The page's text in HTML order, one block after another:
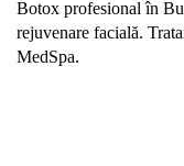
Botox profesionalîn
rejuvenare facială.
MedSpa.